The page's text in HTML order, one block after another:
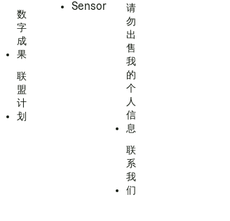
数
字
成
果
联
盟
计
划
Sensor
请
勿
出
售
我
的
个
人
信
息
联
系
我
们